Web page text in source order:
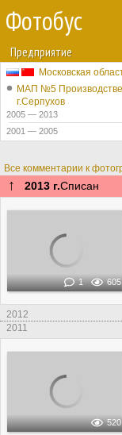
Фотобус
Предприятие
Московская
МАП №5
г.Серпухов
2005 — 2013
2001 — 2005
Все комментарии к
↑ 2013 г.Списан
1 605
2012
2011
520